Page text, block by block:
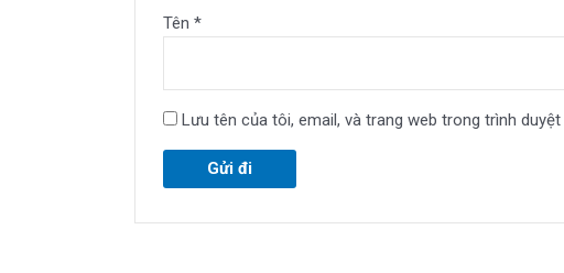
Tên*
Lưu tên của tôi, email, và trang web trong trình